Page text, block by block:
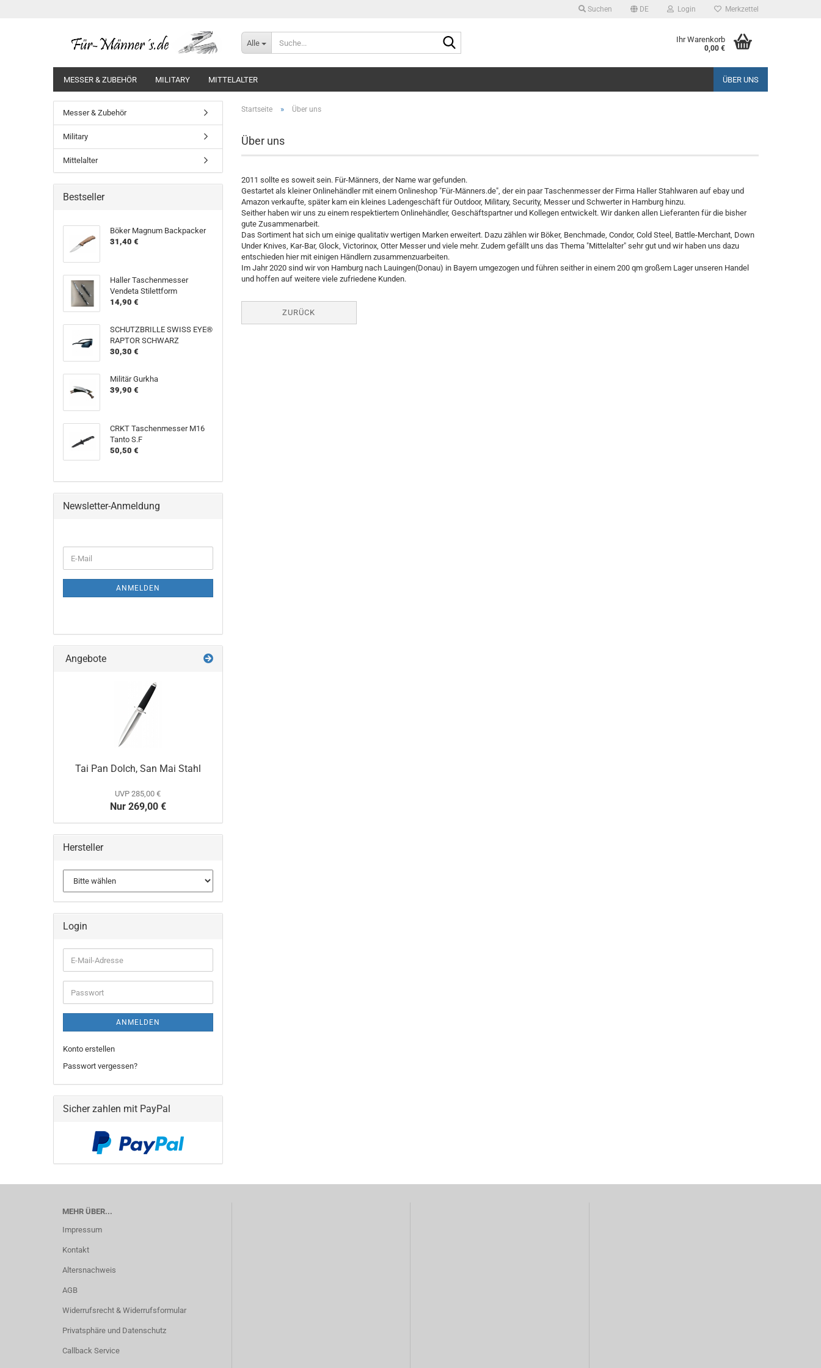
Suchen DE Login Merkzettel
Alle Ihr Warenkorb
0,00 €
MESSER & ZUBEHÖR MILITARY MITTELALTER ÜBER UNS
Startseite » Über uns
Über uns
2011 sollte es soweit sein. Für-Männers, der Name war gefunden.
Gestartet als kleiner Onlinehändler mit einem Onlineshop "Für-Männers.de", der ein paar Taschenmesser der Firma Haller Stahlwaren auf ebay und
Amazon verkaufte, später kam ein kleines Ladengeschäft für Outdoor, Military, Security, Messer und Schwerter in Hamburg hinzu.
Seither haben wir uns zu einem respektiertem Onlinehändler, Geschäftspartner und Kollegen entwickelt. Wir danken allen Lieferanten für die bisher
gute Zusammenarbeit.
Das Sortiment hat sich um einige qualitativ wertigen Marken erweitert. Dazu zählen wir Böker, Benchmade, Condor, Cold Steel, Battle-Merchant, Down
Under Knives, Kar-Bar, Glock, Victorinox, Otter Messer und viele mehr. Zudem gefällt uns das Thema "Mittelalter" sehr gut und wir haben uns dazu
entschieden hier mit einigen Händlern zusammenzuarbeiten.
Im Jahr 2020 sind wir von Hamburg nach Lauingen(Donau) in Bayern umgezogen und führen seither in einem 200 qm großem Lager unseren Handel
und hoffen auf weitere viele zufriedene Kunden.
ZURÜCK
Messer & Zubehör
Military
Mittelalter
Bestseller
Böker Magnum Backpacker
31,40 €
Haller Taschenmesser
Vendeta Stilettform
14,90 €
SCHUTZBRILLE SWISS EYE®
RAPTOR SCHWARZ
30,30 €
Militär Gurkha
39,90 €
CRKT Taschenmesser M16
Tanto S.F
50,50 €
Newsletter-Anmeldung
ZUR
E-
Mail
ANMELDEN
Angebote
Tai Pan Dolch, San Mai Stahl
UVP 285,00 €
Nur 269,00 €
Hersteller
Login
E-
Mail-
Adresse
Passwort
ANMELDEN
Konto erstellen
Passwort vergessen?
Sicher zahlen mit PayPal
MEHR ÜBER...
Impressum
Kontakt
Altersnachweis
AGB
Widerrufsrecht & Widerrufsformular
Privatsphäre und Datenschutz
Callback Service